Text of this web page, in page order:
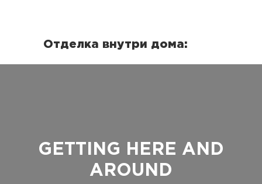
Отделка внутри дома:
GETTING HERE AND
AROUND